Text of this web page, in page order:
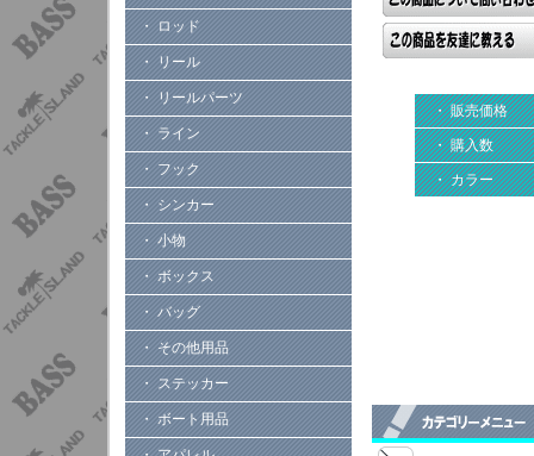
・ ロッド
・ リール
・ リールパーツ
・ ライン
・ フック
・ シンカー
・ 小物
・ ボックス
・ バッグ
・ その他用品
・ ステッカー
・ ボート用品
・ 販売価格
・ 購入数
・ カラー